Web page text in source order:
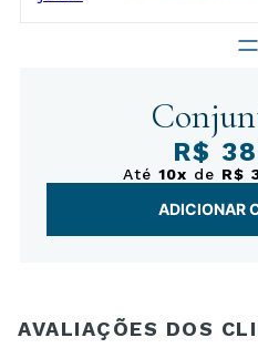
R$
Até 10x de R$
ADICIONAR